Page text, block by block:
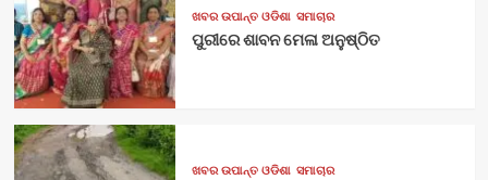
ଖବର ଉପାନ୍ତ ଓଡିଶା ସମାଚାର
ପୁରୀରେ ଶାବନ ମେଳା ଅନୁଷ୍ଠିତ
ଖବର ଉପାନ୍ତ ଓଡିଶା ସମାଚାର